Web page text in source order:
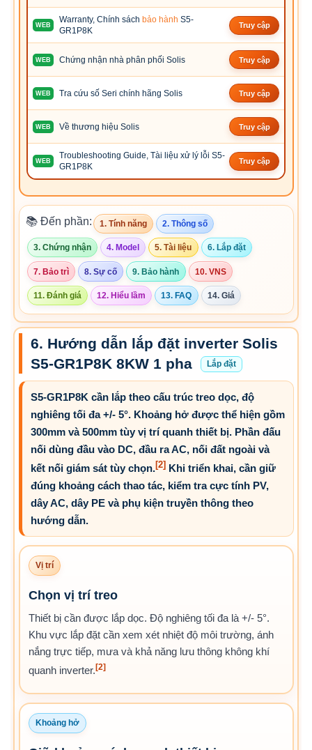
WEB
Warranty, Chính sách bảo hành S5-
GR1P8K
Truy cập
WEB Chứng nhận nhà phân phối Solis Truy cập
WEB Tra cứu số Seri chính hãng Solis Truy cập
WEB Về thương hiệu Solis Truy cập
WEB
Troubleshooting Guide, Tài liệu xử lý lỗi S5-
GR1P8K
Truy cập
📚 Đến phần: 1. Tính năng 2. Thông số
3. Chứng nhận 4. Model 5. Tài liệu 6. Lắp đặt
7. Bảo trì 8. Sự cố 9. Bảo hành 10. VNS
11. Đánh giá 12. Hiểu lầm 13. FAQ 14. Giá
6. Hướng dẫn lắp đặt inverter Solis
S5-GR1P8K 8KW 1 pha
Lắp đặt
S5-GR1P8K cần lắp theo cấu trúc treo dọc, độ
nghiêng tối đa +/- 5°. Khoảng hở được thể hiện gồm
300mm và 500mm tùy vị trí quanh thiết bị. Phần đấu
nối dùng đầu vào DC, đầu ra AC, nối đất ngoài và
kết nối giám sát tùy chọn.[2]Khi triển khai, cần giữ
đúng khoảng cách thao tác, kiểm tra cực tính PV,
dây AC, dây PE và phụ kiện truyền thông theo
hướng dẫn.
Vị trí
Chọn vị trí treo
Thiết bị cần được lắp dọc. Độ nghiêng tối đa là +/- 5°.
Khu vực lắp đặt cần xem xét nhiệt độ môi trường, ánh
nắng trực tiếp, mưa và khả năng lưu thông không khí
quanh inverter.[2]
Khoảng hở